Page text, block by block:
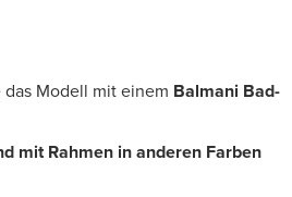
Modell mit einem Balmani Bad-
mit Rahmen in anderen Farben